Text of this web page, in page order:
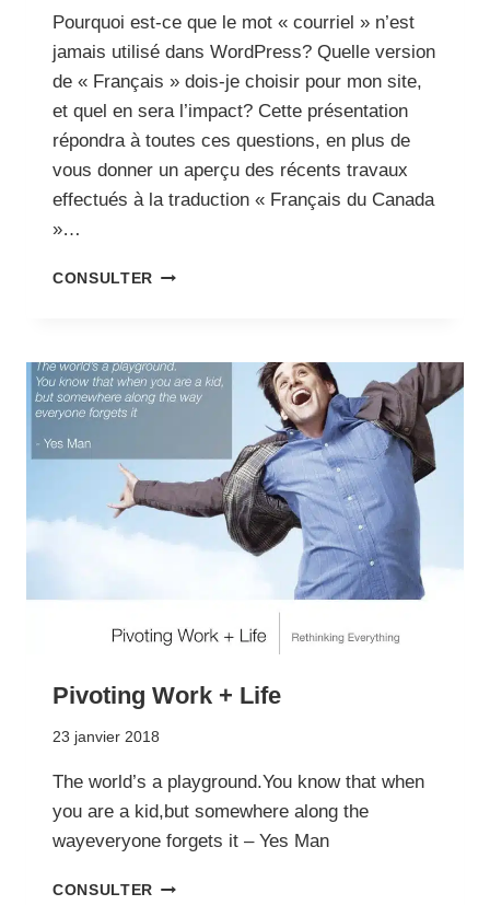
Pourquoi est-ce que le mot « courriel » n’est
jamais utilisé dans WordPress? Quelle version
de « Français » dois-je choisir pour mon site,
et quel en sera l’impact? Cette présentation
répondra à toutes ces questions, en plus de
vous donner un aperçu des récents travaux
effectués à la traduction « Français du Canada
»…
CONSULTER DU
CANADIEN-
FRANÇAIS?
Pivoting Work + Life
23 janvier 2018
The world’s a playground.You know that when
you are a kid,but somewhere along the
wayeveryone forgets it – Yes Man
CONSULTER PIVOTING